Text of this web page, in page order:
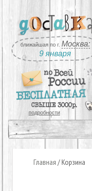
ближайшая по г. Москва:
9 января
подробности
Главная /Корзина